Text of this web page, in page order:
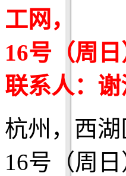
工网，
16号（周
联系人：谢
杭州，西
16号（周